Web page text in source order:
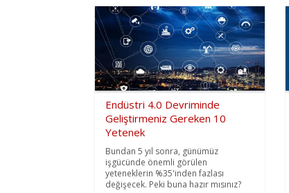
Endüstri 4.0 Devriminde
Geliştirmeniz Gereken 10
Yetenek
Bundan 5 yıl sonra, günümüz
işgücünde önemli görülen
yeteneklerin %35'inden fazlası
değişecek. Peki buna hazır mısınız?